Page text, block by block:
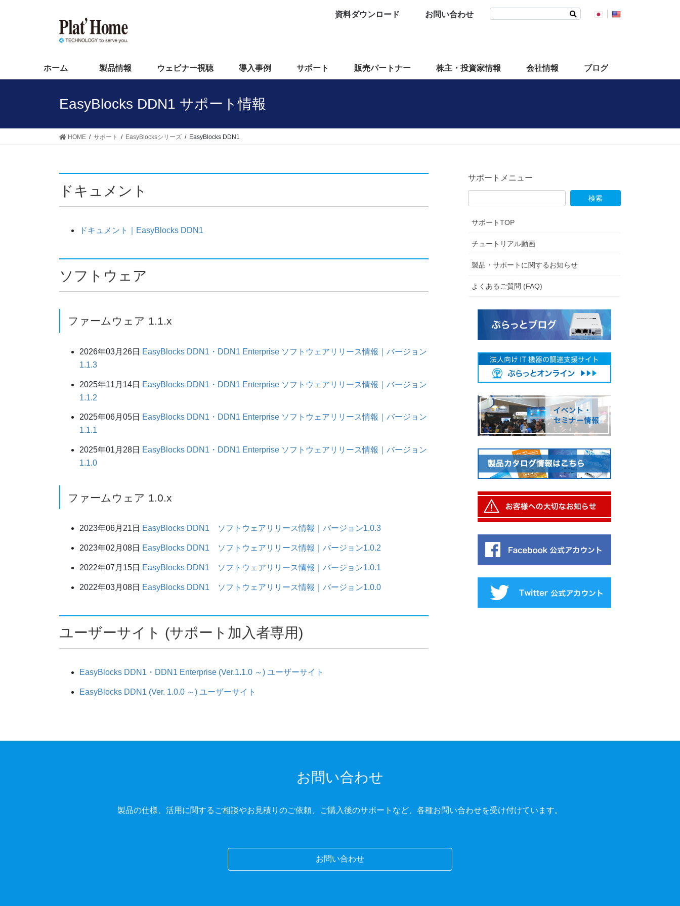
ス
ン
資料ダウンロード お問い合わせ
ホーム 製品情報 ウェビナー視聴 導入事例 サポート 販売パートナー 株主・投資家情報 会社情報 ブログ
EasyBlocks DDN1 サポート情報
HOME サポート EasyBlocksシリーズ EasyBlocks DDN1
ドキュメント
ドキュメント｜EasyBlocks DDN1
ソフトウェア
ファームウェア 1.1.x
2026年03月26日 EasyBlocks DDN1・DDN1 Enterprise ソフトウェアリリース情報｜バージョン
1.1.3
2025年11月14日 EasyBlocks DDN1・DDN1 Enterprise ソフトウェアリリース情報｜バージョン
1.1.2
2025年06月05日 EasyBlocks DDN1・DDN1 Enterprise ソフトウェアリリース情報｜バージョン
1.1.1
2025年01月28日 EasyBlocks DDN1・DDN1 Enterprise ソフトウェアリリース情報｜バージョン
1.1.0
ファームウェア 1.0.x
2023年06月21日 EasyBlocks DDN1 ソフトウェアリリース情報｜バージョン1.0.3
2023年02月08日 EasyBlocks DDN1 ソフトウェアリリース情報｜バージョン1.0.2
2022年07月15日 EasyBlocks DDN1 ソフトウェアリリース情報｜バージョン1.0.1
2022年03月08日 EasyBlocks DDN1 ソフトウェアリリース情報｜バージョン1.0.0
ユーザーサイト (サポート加入者専用)
EasyBlocks DDN1・DDN1 Enterprise (Ver.1.1.0 ～) ユーザーサイト
EasyBlocks DDN1 (Ver. 1.0.0 ～) ユーザーサイト
サポートメニュー
サポートTOP
チュートリアル動画
製品・サポートに関するお知らせ
よくあるご質問 (FAQ)
お問い合わせ
製品の仕様、活用に関するご相談やお見積りのご依頼、ご購入後のサポートなど、各種お問い合わせを受け付けています。
お問い合わせ